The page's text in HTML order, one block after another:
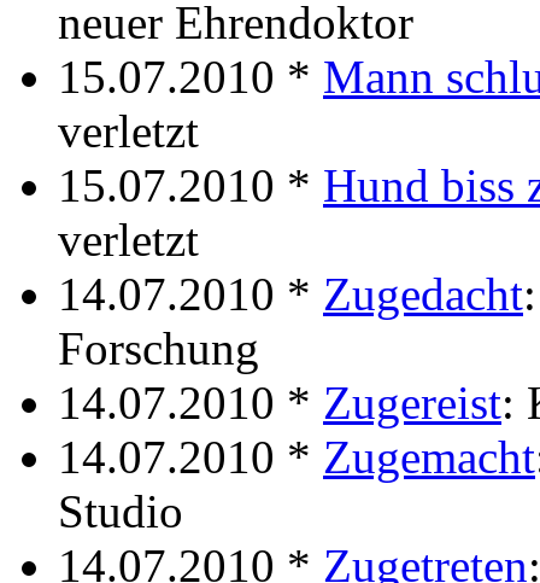
neuer Ehrendoktor
15.07.2010 * Mann
verletzt
15.07.2010 * Hund biss
verletzt
14.07.2010 * Zugedacht
Forschung
14.07.2010 * Zugereist:
14.07.2010 * Zugemacht
Studio
14.07.2010 * Zugetreten